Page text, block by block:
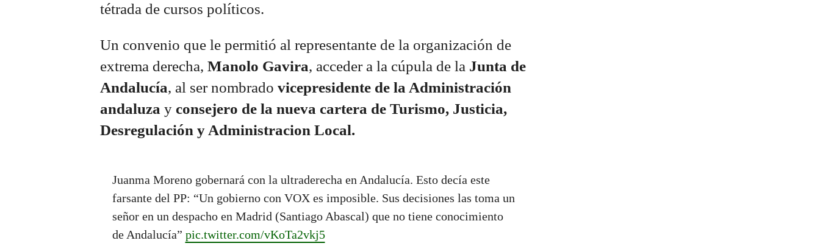
tétrada de cursos políticos.
Un convenio que le permitió al representante de la organización de
extrema derecha, Manolo Gavira, acceder a la cúpula de la Junta de
Andalucía, al ser nombrado vicepresidente de la Administración
andaluza yconsejero de la nueva cartera de Turismo, Justicia,
Desregulación y Administracion Local.
Juanma Moreno gobernará con la ultraderecha en Andalucía. Esto decía este
farsante del PP: “Un gobierno con VOX es imposible. Sus decisiones las toma un
señor en un despacho en Madrid (Santiago Abascal) que no tiene conocimiento
de Andalucía” pic.twitter.com/vKoTa2vkj5